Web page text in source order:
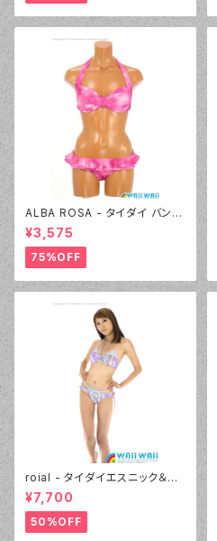
ALBA ROSA - タイダイ バンド
ゥ（14407 - 12:ピンク）
¥3,575
75%OFF
roial - タイダイエスニック＆デ
ニムプリント（24405 - 80:パー
プル）
¥7,700
50%OFF